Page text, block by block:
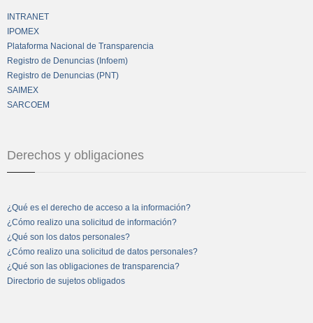
INTRANET
IPOMEX
Plataforma Nacional de Transparencia
Registro de Denuncias (Infoem)
Registro de Denuncias (PNT)
SAIMEX
SARCOEM
Derechos y obligaciones
¿Qué es el derecho de acceso a la información?
¿Cómo realizo una solicitud de información?
¿Qué son los datos personales?
¿Cómo realizo una solicitud de datos personales?
¿Qué son las obligaciones de transparencia?
Directorio de sujetos obligados